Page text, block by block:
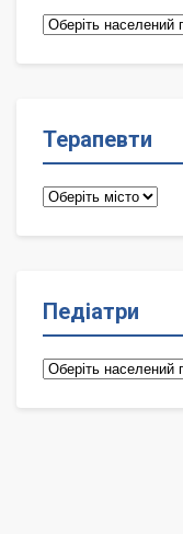
Сімейні
Терапевти
Терапевти
Педіатри
Педіатри